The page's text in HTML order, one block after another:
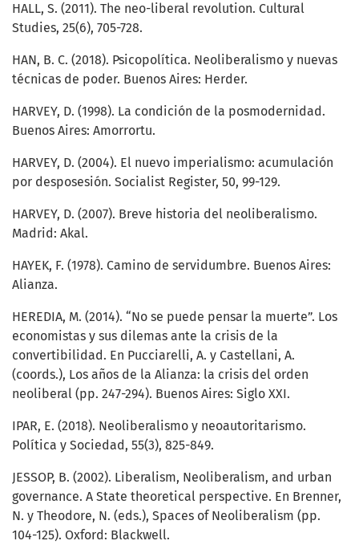
HALL, S. (2011). The neo-liberal revolution. Cultural
Studies, 25(6), 705-728.
HAN, B. C. (2018). Psicopolítica. Neoliberalismo y nuevas
técnicas de poder. Buenos Aires: Herder.
HARVEY, D. (1998). La condición de la posmodernidad.
Buenos Aires: Amorrortu.
HARVEY, D. (2004). El nuevo imperialismo: acumulación
por desposesión. Socialist Register, 50, 99-129.
HARVEY, D. (2007). Breve historia del neoliberalismo.
Madrid: Akal.
HAYEK, F. (1978). Camino de servidumbre. Buenos Aires:
Alianza.
HEREDIA, M. (2014). “No se puede pensar la muerte”. Los
economistas y sus dilemas ante la crisis de la
convertibilidad. En Pucciarelli, A. y Castellani, A.
(coords.), Los años de la Alianza: la crisis del orden
neoliberal (pp. 247-294). Buenos Aires: Siglo XXI.
IPAR, E. (2018). Neoliberalismo y neoautoritarismo.
Política y Sociedad, 55(3), 825-849.
JESSOP, B. (2002). Liberalism, Neoliberalism, and urban
governance. A State theoretical perspective. En Brenner,
N. y Theodore, N. (eds.), Spaces of Neoliberalism (pp.
104-125). Oxford: Blackwell.